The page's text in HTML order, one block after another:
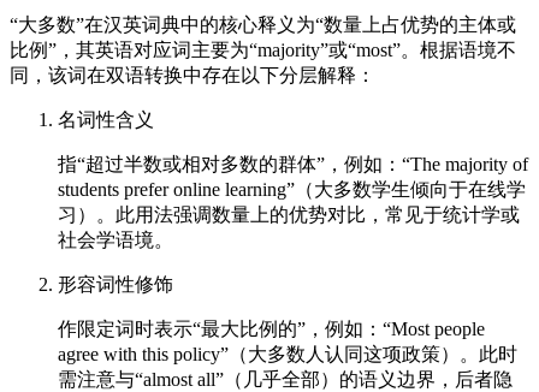
“大多数”在汉英词典中的核心释义为“数量上占优势的主体或
比例”，其英语对应词主要为“majority”或“most”。根据语境不
同，该词在双语转换中存在以下分层解释：
名词性含义
指“超过半数或相对多数的群体”，例如：“The majority of
students prefer online learning”（大多数学生倾向于在线学
习）。此用法强调数量上的优势对比，常见于统计学或
社会学语境。
形容词性修饰
作限定词时表示“最大比例的”，例如：“Most people
agree with this policy”（大多数人认同这项政策）。此时
需注意与“almost all”（几乎全部）的语义边界，后者隐